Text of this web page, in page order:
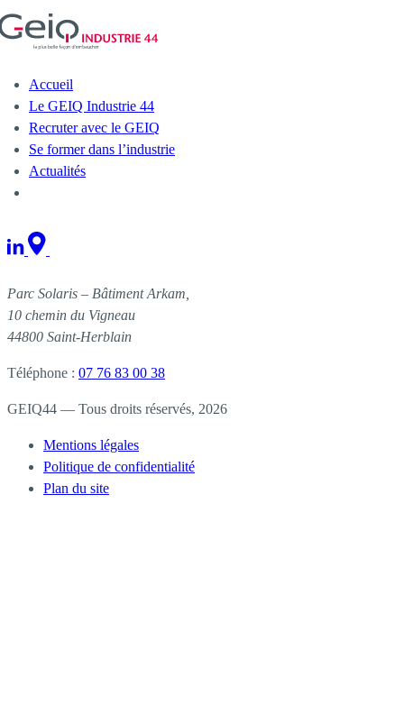
Accueil
Le GEIQ Industrie 44
Recruter avec le GEIQ
Se former dans l’industrie
Actualités
Parc Solaris – Bâtiment Arkam,
10 chemin du Vigneau
44800 Saint-Herblain
Téléphone : 07 76 83 00 38
GEIQ44 — Tous droits réservés, 2026
Mentions légales
Politique de confidentialité
Plan du site